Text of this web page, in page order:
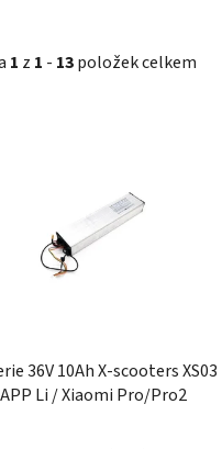
1 z 1 - 13položek celkem
36V 10Ah X-scooters XS03
APP Li / Xiaomi Pro/Pro2